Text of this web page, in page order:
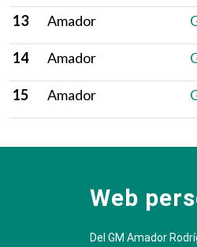
13 Amador
14 Amador
15 Amador
Web
Del GM Amador